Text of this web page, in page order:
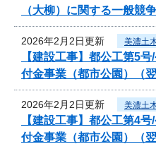
（大柳）に関する一般競
2026年2月2日更新 美濃土
【建設工事】都公工第5
付金事業（都市公園）（
2026年2月2日更新 美濃土
【建設工事】都公工第4
付金事業（都市公園）（